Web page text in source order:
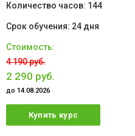
144
24 дня
4 190 руб.
2 290 руб.
до 14.08.2026
Купить курс